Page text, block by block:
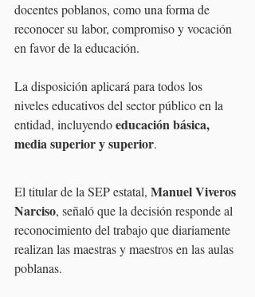
docentes poblanos, como una forma de
reconocer su labor, compromiso y vocación
en favor de la educación.
La disposición aplicará para todos los
niveles educativos del sector público en la
entidad, incluyendo educación básica,
media superior y superior.
El titular de la SEP estatal, Manuel Viveros
Narciso, señaló que la decisión responde al
reconocimiento del trabajo que diariamente
realizan las maestras y maestros en las aulas
poblanas.